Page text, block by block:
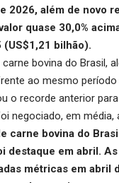
2026, além de novo
quase 30,0%
bilhão).
bovina do Brasil,
ao mesmo
o recorde anterior
negociado, em média,
carne bovina do
destaque em abril.
métricas em abril